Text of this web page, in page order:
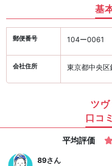
基
郵便番号 104ー0061
会社住所 東京都中央
ツ
口コ
平均評価
89さん